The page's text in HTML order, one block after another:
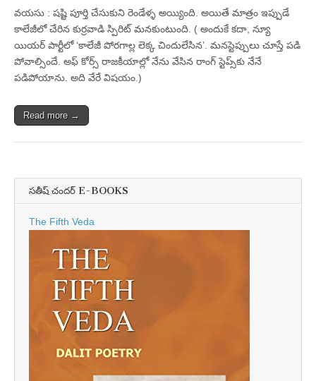
వయసు : షష్టి పూర్తి చేసుకుని రెండేళ్ళ అయ్యింది. అయితే మాత్రం ఇప్పుడే
కాలేజీలో చేరిన కుర్రవాడి స్పిరిట్‌ మనకుంటుంది. ( అందుకే కదా, న్యూ
యియర్‌ పార్టీలో ‘కాలేజీ పోరగాల్ల లెక్క చిందులేసిన’. మనస్టెప్పులు చూస్తే పడి
పోవాల్సిందే. అఫ్‌ కోర్స్‌ రాజకీయాల్లో నేను వేసిన రాంగ్‌ స్టెప్స్‌కు నేనే
పడిపోయాను. అది వేరే విషయం.)
Read more →
సతీష్ చందర్ E-BOOKS
The Fifth Veda